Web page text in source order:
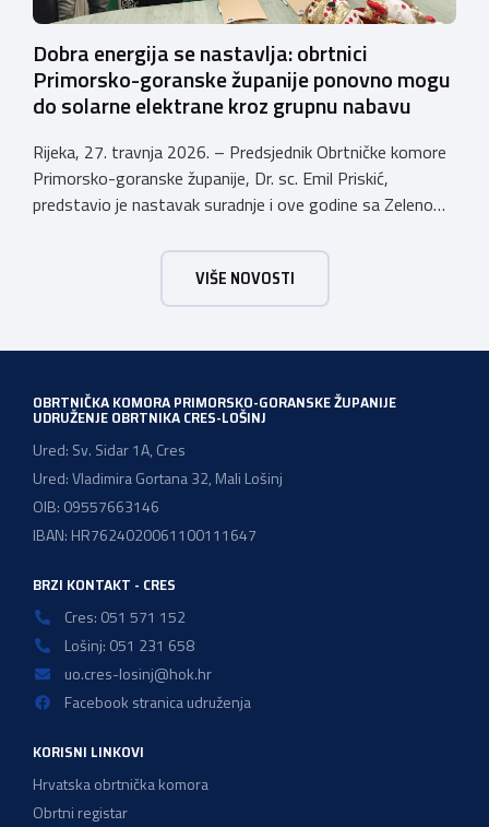
Dobra energija se nastavlja: obrtnici
Primorsko-goranske županije ponovno mogu
do solarne elektrane kroz grupnu nabavu
Rijeka, 27. travnja 2026. – Predsjednik Obrtničke komore
Primorsko-goranske županije, Dr. sc. Emil Priskić,
predstavio je nastavak suradnje i ove godine sa Zelenom
Primorsko-goranske županije mogu sudjelovati u grupnoj
nabavi opreme solarnih elektrana te si tako osigurati
brojne pogodnosti koje povećavaju isplativost ulaganja u
VIŠE NOVOSTI
OBRTNIČKA KOMORA PRIMORSKO-GORANSKE ŽUPANIJE
UDRUŽENJE OBRTNIKA CRES-LOŠINJ
Ured: Sv. Sidar 1A, Cres
Ured: Vladimira Gortana 32, Mali Lošinj
OIB: 09557663146
IBAN: HR7624020061100111647
BRZI KONTAKT - CRES
Cres: 051 571 152
Lošinj: 051 231 658
uo.cres-losinj@hok.hr
Facebook stranica udruženja
KORISNI LINKOVI
Hrvatska obrtnička komora
Obrtni registar